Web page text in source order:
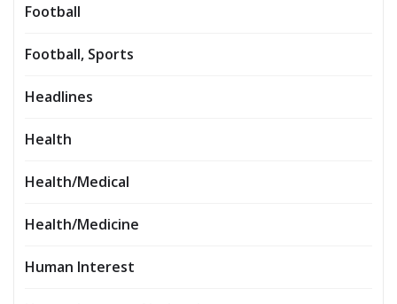
Football
Football, Sports
Headlines
Health
Health/Medical
Health/Medicine
Human Interest